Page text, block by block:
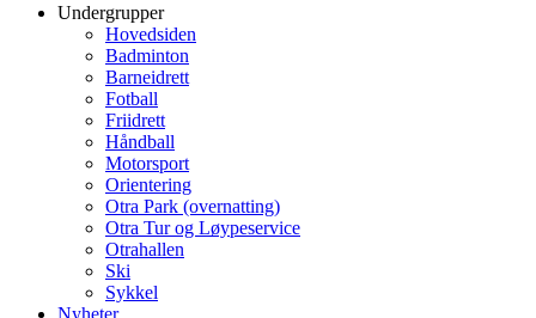
Undergrupper
Hovedsiden
Badminton
Barneidrett
Fotball
Friidrett
Håndball
Motorsport
Orientering
Otra Park (overnatting)
Otra Tur og Løypeservice
Otrahallen
Ski
Sykkel
Nyheter